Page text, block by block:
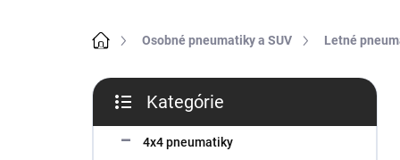
DomovOsobné pneumatiky a SUV Letné
B
č
kategórie
Kategórie
4x4 pneumatiky